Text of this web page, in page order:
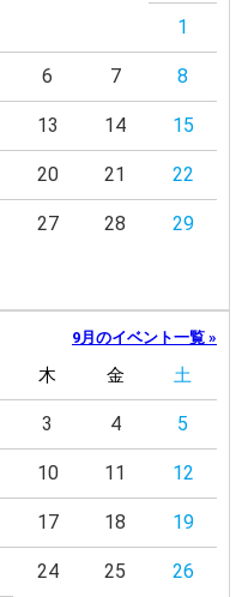
1
6 7 8
13 14 15
20 21 22
27 28 29
9月のイベント一覧 »
木 金 土
3 4 5
10 11 12
17 18 19
24 25 26